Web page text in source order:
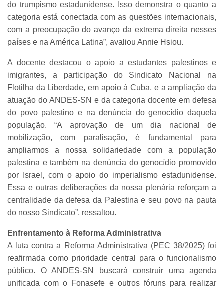
do trumpismo estadunidense. Isso demonstra o quanto a
categoria está conectada com as questões internacionais,
com a preocupação do avanço da extrema direita nesses
países e na América Latina”, avaliou Annie Hsiou.
A docente destacou o apoio a estudantes palestinos e
imigrantes, a participação do Sindicato Nacional na
Flotilha da Liberdade, em apoio à Cuba, e a ampliação da
atuação do ANDES-SN e da categoria docente em defesa
do povo palestino e na denúncia do genocídio daquela
população. “A aprovação de um dia nacional de
mobilização, com paralisação, é fundamental para
ampliarmos a nossa solidariedade com a população
palestina e também na denúncia do genocídio promovido
por Israel, com o apoio do imperialismo estadunidense.
Essa e outras deliberações da nossa plenária reforçam a
centralidade da defesa da Palestina e seu povo na pauta
do nosso Sindicato”, ressaltou.
Enfrentamento à Reforma Administrativa
A luta contra a Reforma Administrativa (PEC 38/2025) foi
reafirmada como prioridade central para o funcionalismo
público. O ANDES-SN buscará construir uma agenda
unificada com o Fonasefe e outros fóruns para realizar